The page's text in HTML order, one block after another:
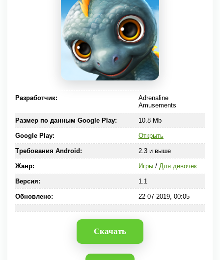
Разработчик:
Adrenaline
Amusements
Размер по данным Google Play: 10.8 Mb
Google Play: Открыть
Требования Android: 2.3 и выше
Жанр: Игры/ Для девочек
Версия: 1.1
Обновлено: 22-07-2019, 00:05
Скачать